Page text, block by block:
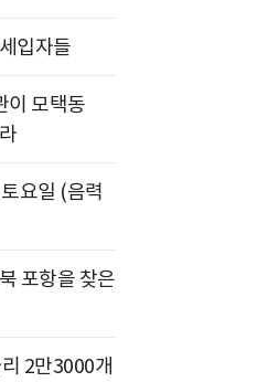
입자들
이 모택동
요일 (음력
포항을 찾은
2만3000개